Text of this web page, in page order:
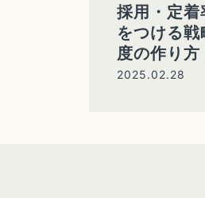
採用・定
をつける戦
度の作り
2025.02.28